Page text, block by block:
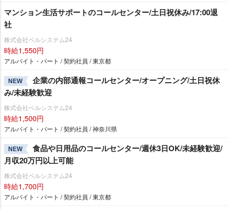
マンション生活サポートのコールセンター/土日祝休み/17:00退
社
株式会社ベルシステム24
時給1,550円
アルバイト・パート / 契約社員 / 東京都
NEW
企業の内部通報コールセンター/オープニング/土日祝休
み/未経験歓迎
株式会社ベルシステム24
時給1,500円
アルバイト・パート / 契約社員 / 神奈川県
NEW
食品や日用品のコールセンター/週休3日OK/未経験歓迎/
月収20万円以上可能
株式会社ベルシステム24
時給1,700円
アルバイト・パート / 契約社員 / 東京都